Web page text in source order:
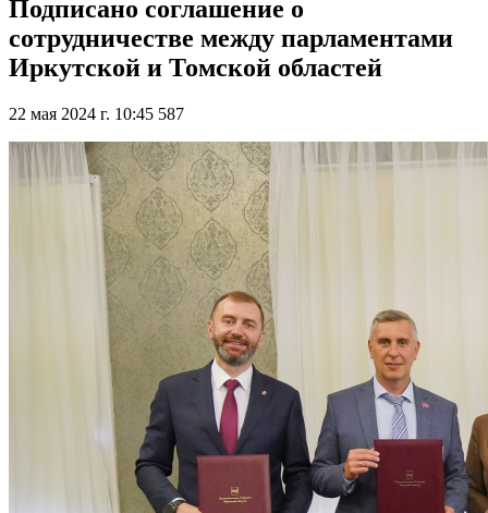
Подписано соглашение о
сотрудничестве между парламентами
Иркутской и Томской областей
22 мая 2024 г. 10:45 587